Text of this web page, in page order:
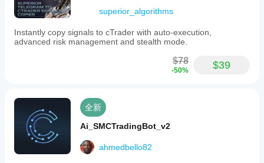
superior_algorithms
Instantly copy signals to cTrader with auto-execution,
advanced risk management and stealth mode.
$78
-50% $39
全新
Ai_SMCTradingBot_v2
ahmedbello82